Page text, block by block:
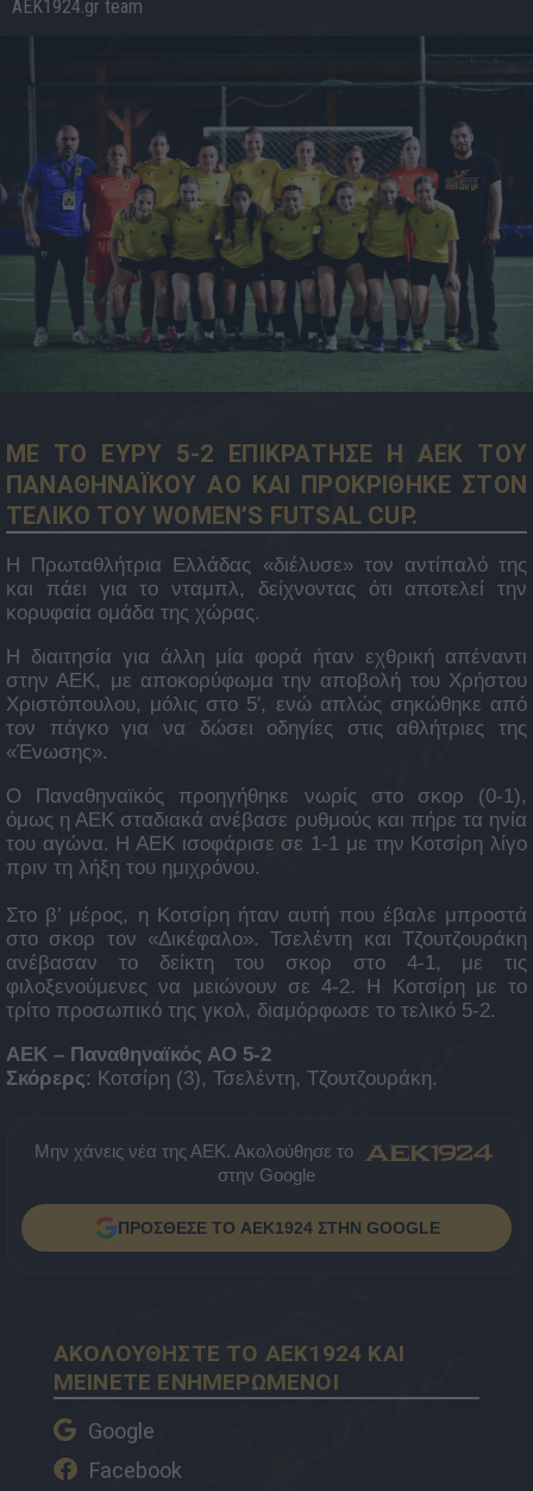
AEK1924.gr team
ΜΕ ΤΟ ΕΥΡΥ 5-2 ΕΠΙΚΡΑΤΗΣΕ Η ΑΕΚ ΤΟΥ
ΠΑΝΑΘΗΝΑΪΚΟΥ ΑΟ ΚΑΙ ΠΡΟΚΡΙΘΗΚΕ ΣΤΟΝ
ΤΕΛΙΚΟ ΤΟΥ WOMEN’S FUTSAL CUP.
Η Πρωταθλήτρια Ελλάδας «διέλυσε» τον αντίπαλό της
και πάει για το νταμπλ, δείχνοντας ότι αποτελεί την
κορυφαία ομάδα της χώρας.
Η διαιτησία για άλλη μία φορά ήταν εχθρική απέναντι
στην ΑΕΚ, με αποκορύφωμα την αποβολή του Χρήστου
Χριστόπουλου, μόλις στο 5′, ενώ απλώς σηκώθηκε από
τον πάγκο για να δώσει οδηγίες στις αθλήτριες της
«Ένωσης».
Ο Παναθηναϊκός προηγήθηκε νωρίς στο σκορ (0-1),
όμως η ΑΕΚ σταδιακά ανέβασε ρυθμούς και πήρε τα ηνία
του αγώνα. Η ΑΕΚ ισοφάρισε σε 1-1 με την Κοτσίρη λίγο
πριν τη λήξη του ημιχρόνου.
Στο β’ μέρος, η Κοτσίρη ήταν αυτή που έβαλε μπροστά
στο σκορ τον «Δικέφαλο». Τσελέντη και Τζουτζουράκη
ανέβασαν το δείκτη του σκορ στο 4-1, με τις
φιλοξενούμενες να μειώνουν σε 4-2. Η Κοτσίρη με το
τρίτο προσωπικό της γκολ, διαμόρφωσε το τελικό 5-2.
ΑΕΚ – Παναθηναϊκός ΑΟ 5-2
Σκόρερς: Κοτσίρη (3), Τσελέντη, Τζουτζουράκη.
Μην χάνεις νέα της ΑΕΚ. Ακολούθησε το
στην Google
ΠΡΟΣΘΕΣΕ ΤΟ AEK1924 ΣΤΗΝ GOOGLE
ΑΚΟΛΟΥΘΗΣΤΕ ΤΟ AEK1924 ΚΑΙ
ΜΕΙΝΕΤΕ ΕΝΗΜΕΡΩΜΕΝΟΙ
Google
Facebook